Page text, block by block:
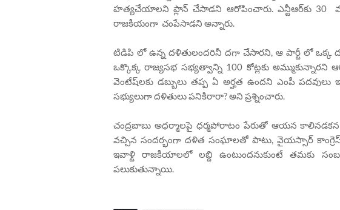
హత్యచేయాలని ప్లాన్‌ చేసాడని ఆరోపించారు. ఎన్టీఆర్‌కు 30
రాజకీయంగా చంపేసాడని అన్నారు.
టిడిపి లో ఉన్న దళితులందరినీ దగా చేసారని, ఆ పార్టీ లో ఒక్క
ఒక్కొక్క రాజ్యసభ సభ్యత్వాన్ని 100 కోట్లకు
వెంటేష్‌లకు డబ్బులు తప్ప ఏ అర్హత ఉందని ఎంపీ పదవులు
సభ్యులుగా దళితులు పనికిరారా? అని ప్రశ్నించారు.
చంద్రబాబు అధర్మాలపై ధర్మపోరాటం పేరుతో ఆయన
వచ్చిన సందర్భంగా దళిత సంఘాలతో పాటు, వైయస్సార్
ఇవాళ్టి రాజకీయాలలో లబ్ది ఉంటుందనుకుంటే తమకు
పలుకుతున్నాయి.